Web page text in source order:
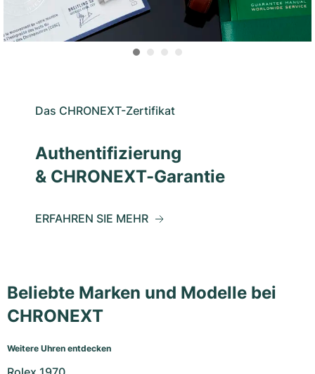
Das CHRONEXT-Zertifikat
Authentifizierung
& CHRONEXT-Garantie
ERFAHREN SIE MEHR
Beliebte Marken und Modelle bei
CHRONEXT
Weitere Uhren entdecken